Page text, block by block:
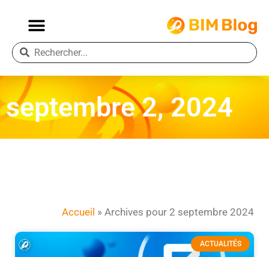
septembre 2, 2024
Accueil » Archives pour 2 septembre 2024
ACTUALITÉS